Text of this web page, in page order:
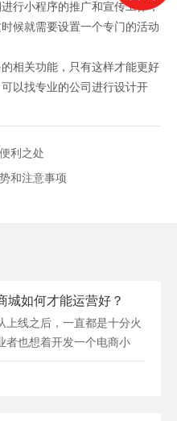
行小程序的推广和宣传工作，
候就需要设置一个专门的活动
相关功能，只有这样才能更好
以找专业的公司进行设计开
利之处
和注意事项
城如何才能运营好？
上线之后，一直都是十分火
者也想着开发一个电商小